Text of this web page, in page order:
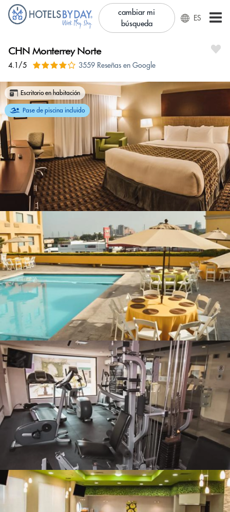
cambiar mi
búsqueda
ES
CHN Monterrey Norte
4.1/5 3559 Reseñas en Google
Escritorio en habitación
Pase de piscina incluido